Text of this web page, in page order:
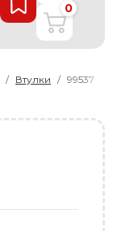
0
Втулки 99537